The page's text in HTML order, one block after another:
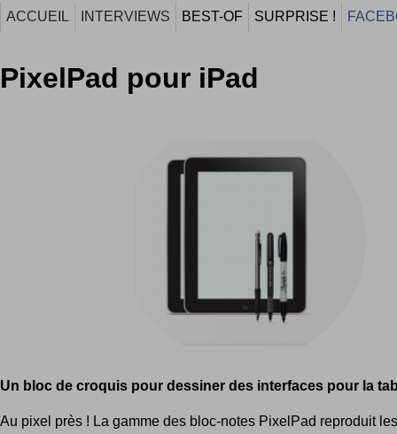
ACCUEIL INTERVIEWS BEST-OF SURPRISE !
PixelPad pour iPad
Un bloc de croquis pour dessiner des interfaces pour la
Au pixel près ! La gamme des bloc-notes PixelPad reproduit